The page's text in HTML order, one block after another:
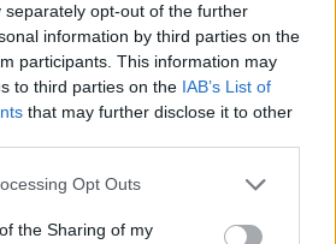
separately opt-out of the further
information by third parties on the
participants. This information may
to third parties on the IAB’s List of
that may further disclose it to other
app uses one or more Google
or usage behaviour. You may click to
Opt Outs
the Sharing of my
να ασελγήσει σε ανήλικη, τι